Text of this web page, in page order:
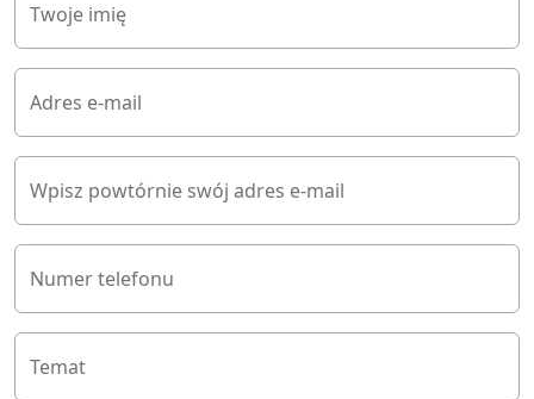
Twoje imię
Adres e-mail
Wpisz powtórnie swój adres e-mail
Numer telefonu
Temat